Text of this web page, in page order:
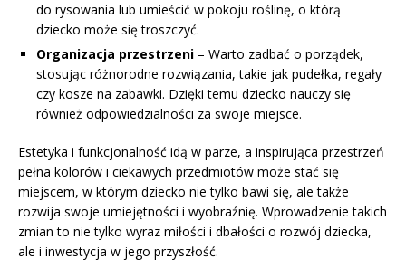
do rysowania lub umieścić w pokoju roślinę, o którą
dziecko może się troszczyć.
Organizacja przestrzeni – Warto zadbać o porządek,
stosując różnorodne rozwiązania, takie jak pudełka, regały
czy kosze na zabawki. Dzięki temu dziecko nauczy się
również odpowiedzialności za swoje miejsce.
Estetyka i funkcjonalność idą w parze, a inspirująca przestrzeń
pełna kolorów i ciekawych przedmiotów może stać się
miejscem, w którym dziecko nie tylko bawi się, ale także
rozwija swoje umiejętności i wyobraźnię. Wprowadzenie takich
zmian to nie tylko wyraz miłości i dbałości o rozwój dziecka,
ale i inwestycja w jego przyszłość.